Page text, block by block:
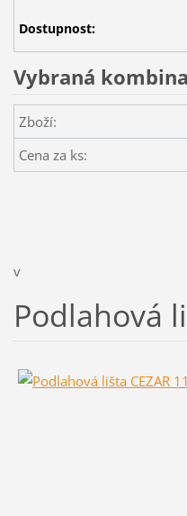
Dostupnost:
Vybraná
Zboží:
Cena za ks:
v
Podlahová